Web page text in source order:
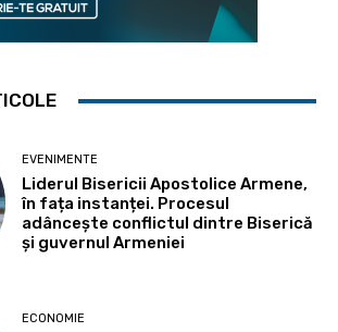
EVENIMENTE
Liderul Bisericii Apostolice Armene,
în fața instanței. Procesul
adâncește conflictul dintre Biserică
și guvernul Armeniei
ECONOMIE